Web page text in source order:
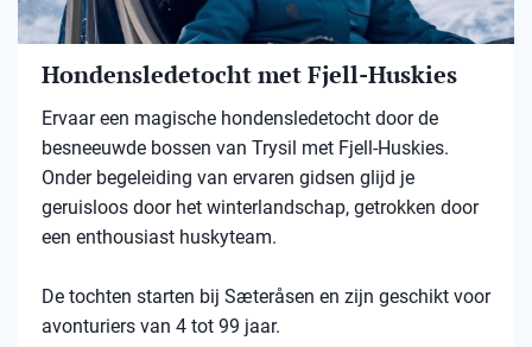
Hondensledetocht met Fjell-Huskies
Ervaar een magische hondensledetocht door de
besneeuwde bossen van Trysil met Fjell-Huskies.
Onder begeleiding van ervaren gidsen glijd je
geruisloos door het winterlandschap, getrokken door
een enthousiast huskyteam.
De tochten starten bij Sæteråsen en zijn geschikt voor
avonturiers van 4 tot 99 jaar.